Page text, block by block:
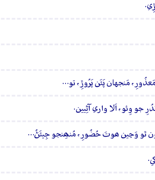
مَنجهان پَئَن پَرُوڙِ، تو…
جو وِئو، اَلا واري آڻِيين.
تُون ٿو وَڃين ھوتَ حُضُورِ، مُنھِنجو جِيئَڻُ…